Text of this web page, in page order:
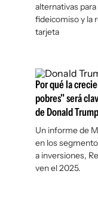
alternativas
fideicomiso y la
tarjeta
Por qué la
pobres" será
de Donald Trump
Un informe de
en los
a inversiones,
ven el 2025.